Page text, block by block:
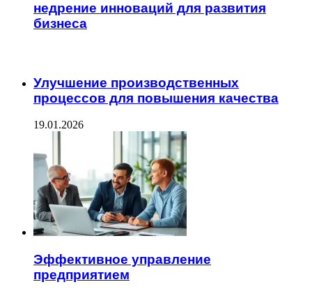
недрение инноваций для развития
бизнеса
Улучшение производственных
процессов для повышения качества
19.01.2026
Эффективное управление
предприятием